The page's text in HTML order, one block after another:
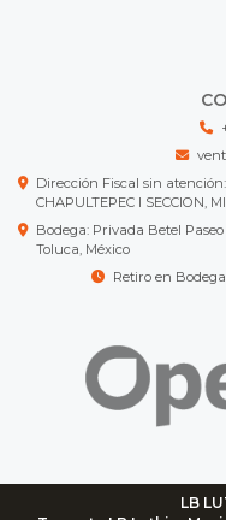
Dirección Fiscal sin atención:
CHAPULTEPEC I SECCION,
Bodega: Privada Betel
Toluca, México
Retiro en
LB